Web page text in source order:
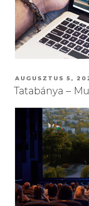
AUGUSZTUS 5,
Tatabánya –